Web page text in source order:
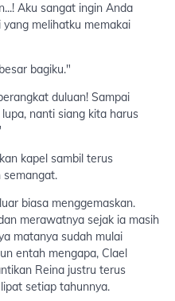
Aku sangat ingin Anda
melihatku memakai
bagiku."
duluan! Sampai
nanti siang kita harus
kapel sambil terus
semangat.
biasa menggemaskan.
merawatnya sejak ia masih
matanya sudah mulai
entah mengapa, Clael
Reina justru terus
setiap tahunnya.